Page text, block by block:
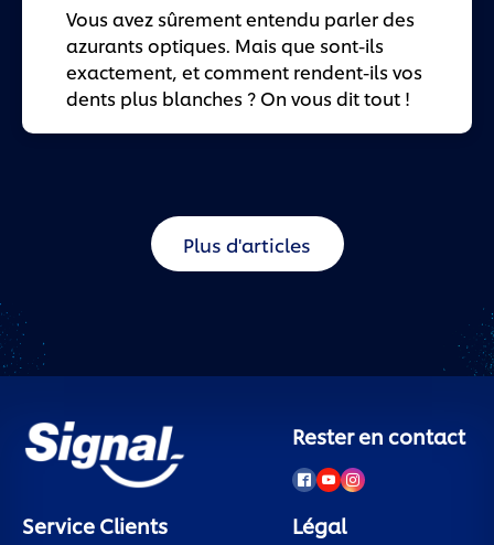
Vous avez sûrement entendu parler des
azurants optiques. Mais que sont-ils
exactement, et comment rendent-ils vos
dents plus blanches ? On vous dit tout !
Plus d'articles
Rester en contact
Service Clients Légal